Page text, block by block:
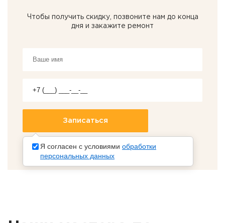
Чтобы получить скидку, позвоните нам до конца
дня и закажите ремонт
Я согласен с условиями обработки
персональных данных